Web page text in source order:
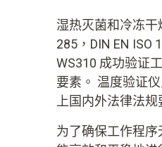
湿热灭菌和冷冻干
285，DIN EN ISO
WS310 成功验证
要素。 温度验证
上国内外法律法规
为了确保工作程